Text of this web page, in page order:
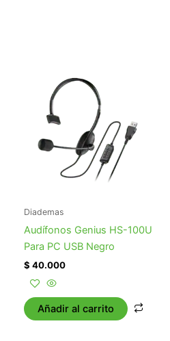
Diademas
Audífonos Genius HS-100U
Para PC USB Negro
$ 40.000
Añadir al carrito